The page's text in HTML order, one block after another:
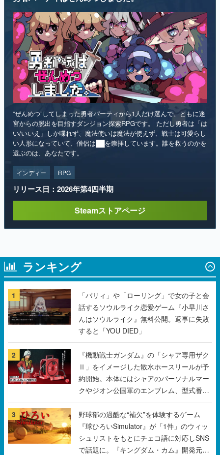
“ぜんめつ”してしまった勇者パーティから1人だけ選んで、ともに迷
宮からの脱出を目指すダンジョン探索RPGです。 ただし勇者は「は
い/いいえ」しか喋れず、魔法使いは魔法が使えず、戦士は可愛らし
い人形になっていて、僧侶は██を崇拝しています。誰を救うのかを
選ぶのは、あなたです。
インディー RPG
リリース日：2026年第4四半期
ランキング
1
「パリィ」や「ローリング」で女の子と会
話するソウルライク恋愛ゲーム『小早川さ
んはソウルライク』無料公開。返事に失敗
すると「YOU DIED」
2
『機動戦士ガンダム』の「シャア専用ザク
Ⅱ」をイメージした散水ホースリールが予
約開始。本体にはシャアのパーソナルマー
クやジオン公国軍のエンブレム、型式番号
などを配置
3
野球部の過酷な“補欠”を体験するゲーム
『球ひろいSimulator』が「1件」のウィッ
シュリストをもとにチェコ語に対応しSNS
で話題に。『キングダム・カム』開発元や
チェコのプロ野球選手から称賛の声
4
「東映」の“あのオープニング映像”がアク
リルブロックに。「東映ヒストリカル グッ